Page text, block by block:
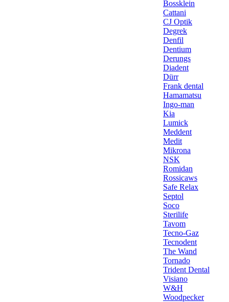
Bossklein
Cattani
CJ Optik
Degrek
Denfil
Dentium
Derungs
Diadent
Dürr
Frank dental
Hamamatsu
Ingo-man
Kia
Lumick
Meddent
Medit
Mikrona
NSK
Romidan
Rossicaws
Safe Relax
Septol
Soco
Sterilife
Tavom
Tecno-Gaz
Tecnodent
The Wand
Tornado
Trident Dental
Visiano
W&H
Woodpecker